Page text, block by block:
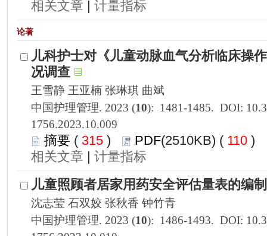
|
1756.2023.10.009
315 ) 110 )
|